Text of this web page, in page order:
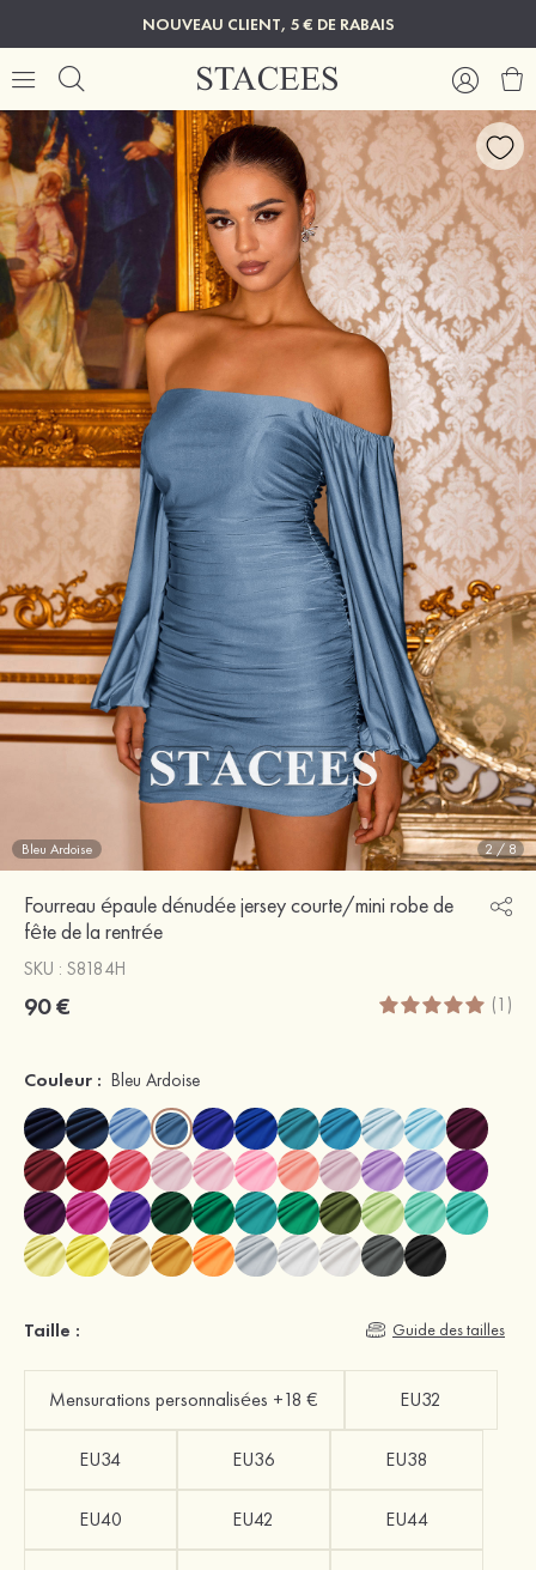
NOUVEAU CLIENT, 5 € DE RABAIS
Bleu Ardoise 2 / 8
Fourreau épaule dénudée jersey courte/mini robe de
fête de la rentrée
SKU : S8184H
90 € (1)
Couleur : Bleu Ardoise
Taille : Guide des tailles
Mensurations personnalisées +18 € EU32
EU34 EU36 EU38
EU40 EU42 EU44